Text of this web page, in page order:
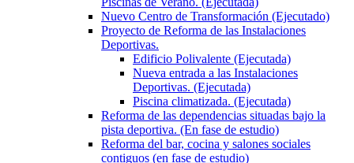
Nuevo Centro de Transformación (Ejecutado)
Proyecto de Reforma de las Instalaciones
Deportivas.
Edificio Polivalente (Ejecutada)
Nueva entrada a las Instalaciones
Deportivas. (Ejecutada)
Piscina climatizada. (Ejecutada)
Reforma de las dependencias situadas bajo la
pista deportiva. (En fase de estudio)
Reforma del bar, cocina y salones sociales
contiguos (en fase de estudio)